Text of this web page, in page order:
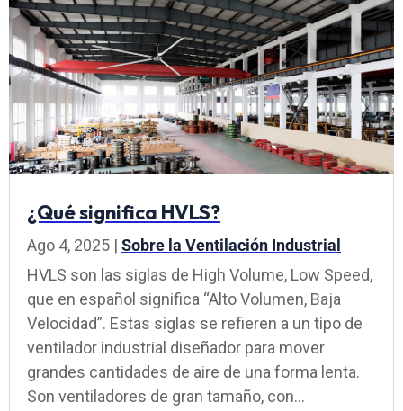
¿Qué significa HVLS?
Ago 4, 2025 | Sobre la Ventilación Industrial
HVLS son las siglas de High Volume, Low Speed,
que en español significa “Alto Volumen, Baja
Velocidad”. Estas siglas se refieren a un tipo de
ventilador industrial diseñador para mover
grandes cantidades de aire de una forma lenta.
Son ventiladores de gran tamaño, con...